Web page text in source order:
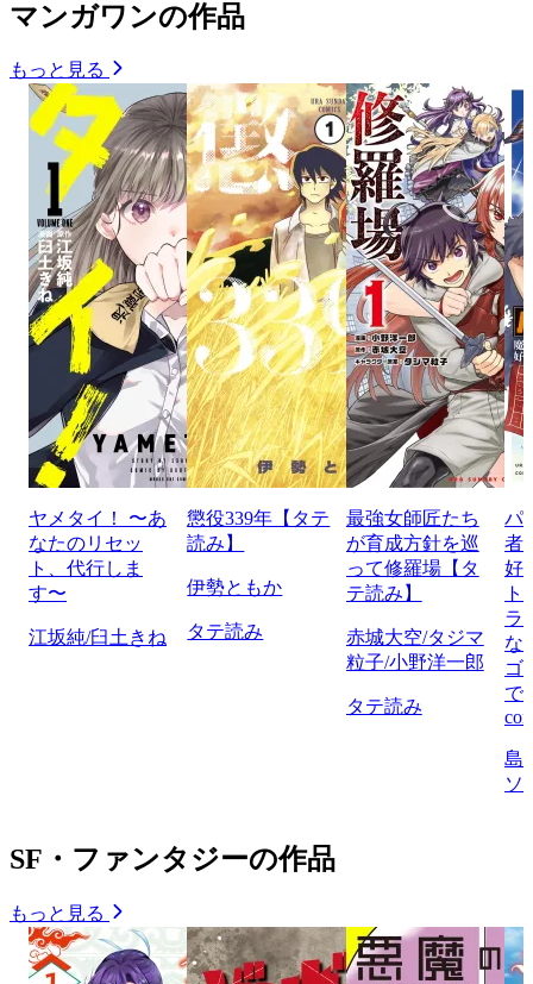
マンガワンの作品
もっと見る
ヤメタイ！ 〜あ
なたのリセッ
ト、代行しま
す〜
江坂純/臼土きね
懲役339年【タテ
読み】
伊勢ともか
タテ読み
最強女師匠たち
が育成方針を巡
って修羅場【タ
テ読み】
赤城大空/タジマ
粒子/小野洋一郎
タテ読み
パ
者
好
ト
ラ
な
ゴ
で
島
ソ
SF・ファンタジーの作品
もっと見る